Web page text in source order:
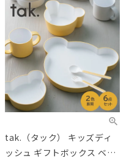
tak.（タック） キッズディ
ッシュ ギフトボックス ベア